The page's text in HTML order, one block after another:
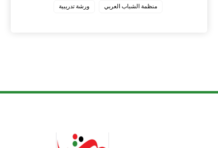
منظمة الشباب العربي ورشة تدريبية